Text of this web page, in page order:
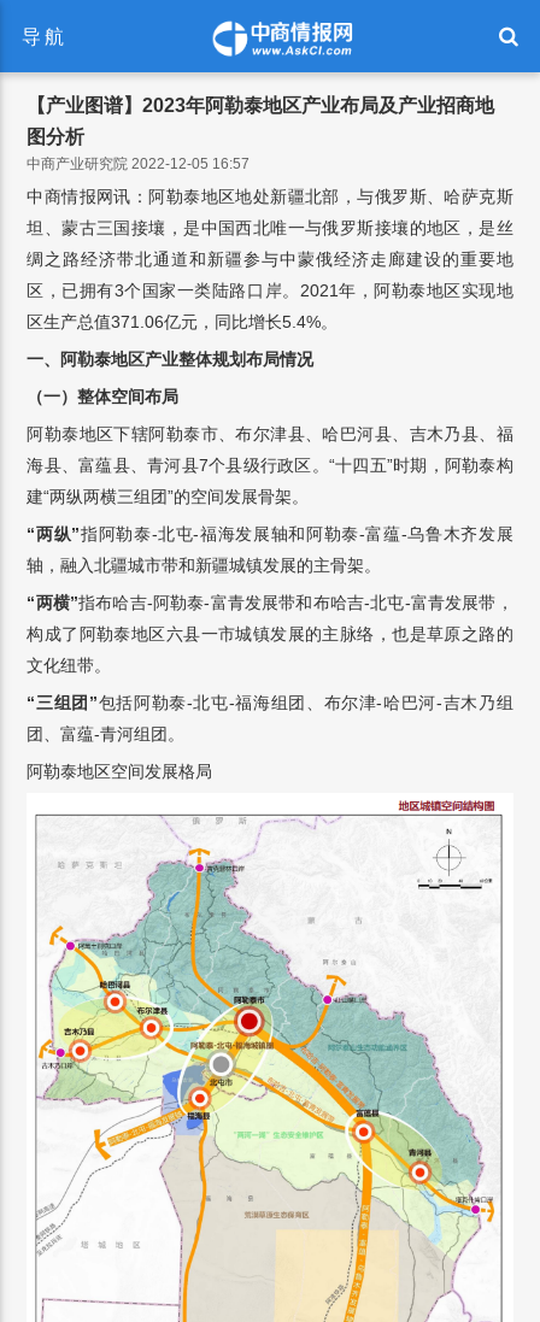
导航
【产业图谱】2023年阿勒泰地区产业布局及产业招商地
图分析
中商产业研究院 2022-12-05 16:57
中商情报网讯：阿勒泰地区地处新疆北部，与俄罗斯、哈萨克斯
坦、蒙古三国接壤，是中国西北唯一与俄罗斯接壤的地区，是丝
绸之路经济带北通道和新疆参与中蒙俄经济走廊建设的重要地
区，已拥有3个国家一类陆路口岸。2021年，阿勒泰地区实现地
区生产总值371.06亿元，同比增长5.4%。
一、阿勒泰地区产业整体规划布局情况
（一）整体空间布局
阿勒泰地区下辖阿勒泰市、布尔津县、哈巴河县、吉木乃县、福
海县、富蕴县、青河县7个县级行政区。“十四五”时期，阿勒泰构
建“两纵两横三组团”的空间发展骨架。
“两纵”指阿勒泰-北屯-福海发展轴和阿勒泰-富蕴-乌鲁木齐发展
轴，融入北疆城市带和新疆城镇发展的主骨架。
“两横”指布哈吉-阿勒泰-富青发展带和布哈吉-北屯-富青发展带，
构成了阿勒泰地区六县一市城镇发展的主脉络，也是草原之路的
文化纽带。
“三组团”包括阿勒泰-北屯-福海组团、布尔津-哈巴河-吉木乃组
团、富蕴-青河组团。
阿勒泰地区空间发展格局